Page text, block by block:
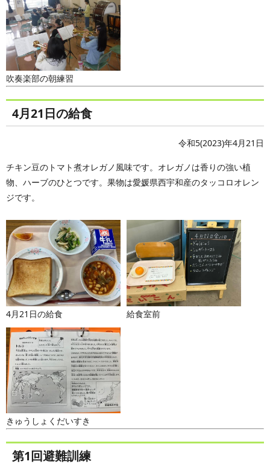
吹奏楽部の朝練習
4月21日の給食
令和5(2023)年4月21日
チキン豆のトマト煮オレガノ風味です。オレガノは香りの強い植
物、ハーブのひとつです。果物は愛媛県西宇和産のタッコロオレン
ジです。
4月21日の給食 給食室前
きゅうしょくだいすき
第1回避難訓練